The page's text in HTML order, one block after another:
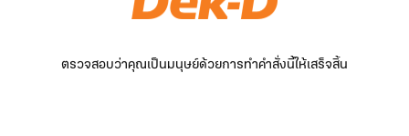
ตรวจสอบว่าคุณเป็นมนุษย์ด้วยการทำคำสั่งนี้ให้เสร็จสิ้น